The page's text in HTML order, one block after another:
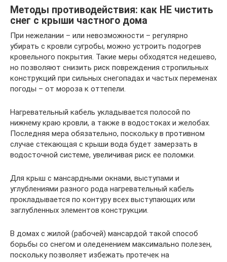
Методы противодействия: как НЕ чистить
снег с крыши частного дома
При нежелании – или невозможности – регулярно
убирать с кровли сугробы, можно устроить подогрев
кровельного покрытия. Такие меры обходятся недешево,
но позволяют снизить риск повреждения стропильных
конструкций при сильных снегопадах и частых переменах
погоды – от мороза к оттепели.
Нагревательный кабель укладывается полосой по
нижнему краю кровли, а также в водостоках и желобах.
Последняя мера обязательно, поскольку в противном
случае стекающая с крыши вода будет замерзать в
водосточной системе, увеличивая риск ее поломки.
Для крыш с мансардными окнами, выступами и
углублениями разного рода нагревательный кабель
прокладывается по контуру всех выступающих или
заглубленных элементов конструкции.
В домах с жилой (рабочей) мансардой такой способ
борьбы со снегом и оледенением максимально полезен,
поскольку позволяет избежать протечек на